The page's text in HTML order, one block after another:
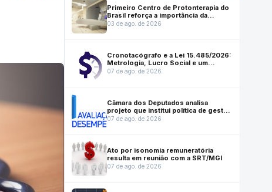
Primeiro Centro de Protonterapia do
Brasil reforça a importância da
mensuração do Lucro Social em
03 de ago. de 2026
Cronotacógrafo e a Lei 15.485/2026:
Metrologia, Lucro Social e um
instrumento que ajuda a salvar vidas
07 de ago. de 2026
Câmara dos Deputados analisa
projeto que institui política de gestão
e desempenho no serviço público
07 de ago. de 2026
Ato por isonomia remuneratória
resulta em reunião com a SRT/MGI
07 de ago. de 2026